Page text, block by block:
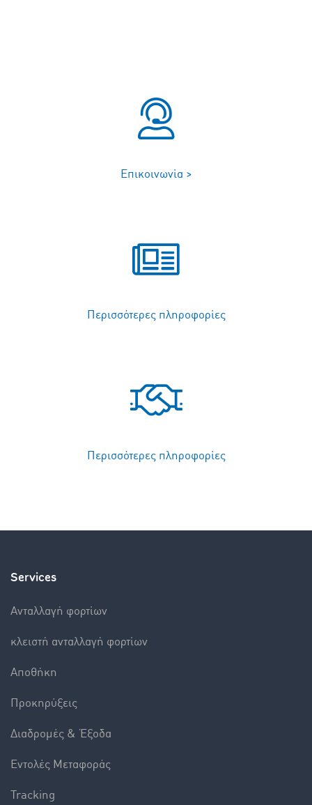
Επικοινωνία >
Περισσότερες πληροφορίες
Περισσότερες πληροφορίες
Services
Aνταλλαγή φορτίων
κλειστή ανταλλαγή φορτίων
Αποθήκη
Προκηρύξεις
Διαδρομές & Έξοδα
Εντολές Mεταφοράς
Tracking